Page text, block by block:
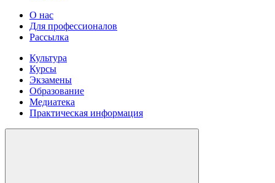
О нас
Для профессионалов
Рассылка
Культура
Курсы
Экзамены
Образование
Медиатека
Практическая информация